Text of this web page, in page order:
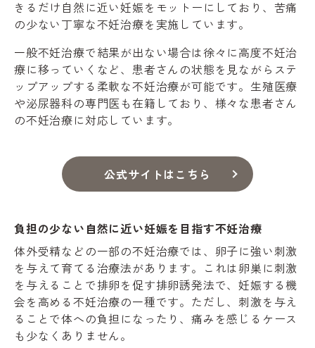
きるだけ自然に近い妊娠をモットーにしており、苦痛
の少ない丁寧な不妊治療を実施しています。
一般不妊治療で結果が出ない場合は徐々に高度不妊治
療に移っていくなど、患者さんの状態を見ながらステ
ップアップする柔軟な不妊治療が可能です。生殖医療
や泌尿器科の専門医も在籍しており、様々な患者さん
の不妊治療に対応しています。
公式サイトはこちら
負担の少ない自然に近い妊娠を目指す不妊治療
体外受精などの一部の不妊治療では、卵子に強い刺激
を与えて育てる治療法があります。これは卵巣に刺激
を与えることで排卵を促す排卵誘発法で、妊娠する機
会を高める不妊治療の一種です。ただし、刺激を与え
ることで体への負担になったり、痛みを感じるケース
も少なくありません。